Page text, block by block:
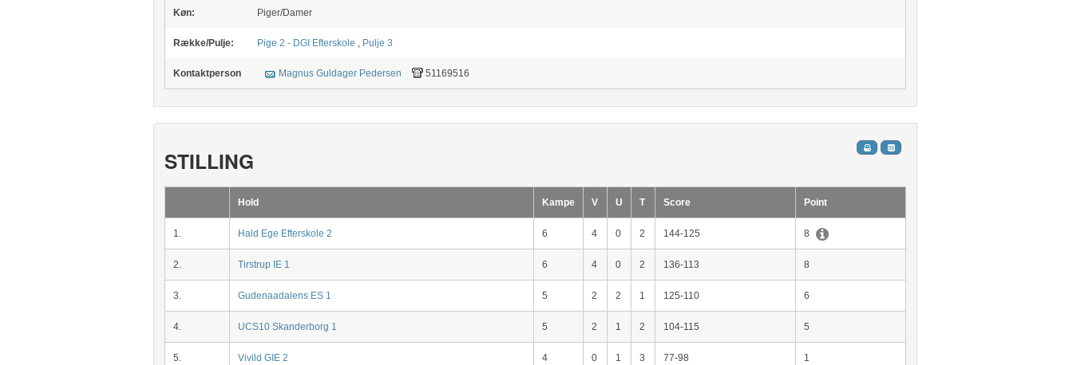
Køn: Piger/Damer
Række/Pulje: Pige 2 - DGI Efterskole , Pulje 3
Kontaktperson Magnus Guldager Pedersen 51169516
STILLING
Hold Kampe V U T Score Point
1. Hald Ege Efterskole 2 6 4 0 2 144-125 8
2. Tirstrup IE 1 6 4 0 2 136-113 8
3. Gudenaadalens ES 1 5 2 2 1 125-110 6
4. UCS10 Skanderborg 1 5 2 1 2 104-115 5
5. Vivild GIE 2 4 0 1 3 77-98 1